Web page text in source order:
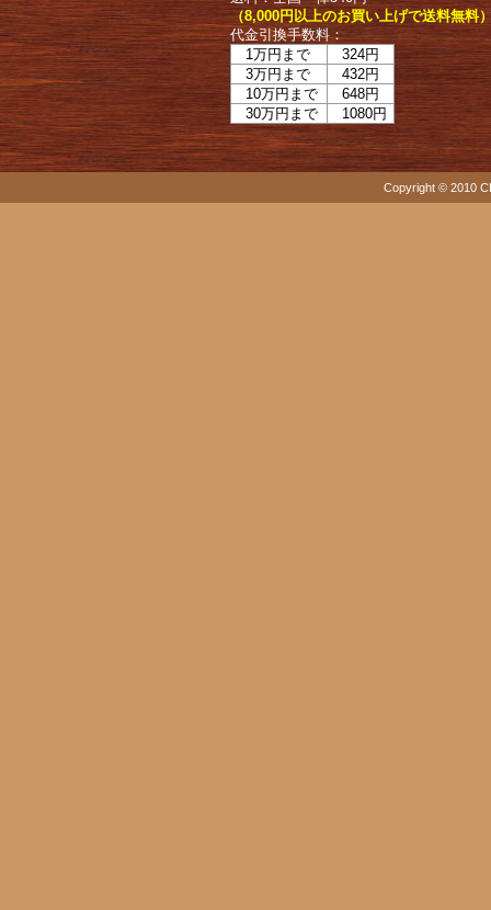
（8,000円以上のお買い上げで送料無料
代金引換手数料：
1万円まで
324円
3万円まで
432円
10万円まで
648円
30万円まで
1080円
Copyright © 2010